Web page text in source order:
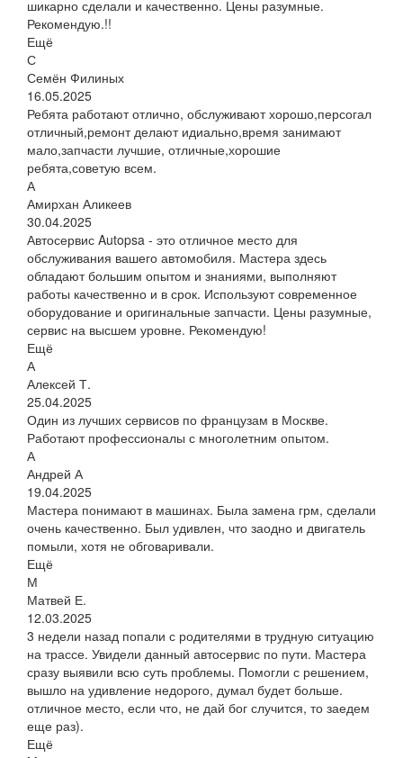
шикарно сделали и качественно. Цены разумные.
Рекомендую.!!
Ещё
С
Семён Филиных
16.05.2025
Ребята работают отлично, обслуживают хорошо,персогал
отличный,ремонт делают идиально,время занимают
мало,запчасти лучшие, отличные,хорошие
ребята,советую всем.
А
Амирхан Аликеев
30.04.2025
Автосервис Autopsa - это отличное место для
обслуживания вашего автомобиля. Мастера здесь
обладают большим опытом и знаниями, выполняют
работы качественно и в срок. Используют современное
оборудование и оригинальные запчасти. Цены разумные,
сервис на высшем уровне. Рекомендую!
Ещё
А
Алексей Т.
25.04.2025
Один из лучших сервисов по французам в Москве.
Работают профессионалы с многолетним опытом.
А
Андрей А
19.04.2025
Мастера понимают в машинах. Была замена грм, сделали
очень качественно. Был удивлен, что заодно и двигатель
помыли, хотя не обговаривали.
Ещё
М
Матвей Е.
12.03.2025
3 недели назад попали с родителями в трудную ситуацию
на трассе. Увидели данный автосервис по пути. Мастера
сразу выявили всю суть проблемы. Помогли с решением,
вышло на удивление недорого, думал будет больше.
отличное место, если что, не дай бог случится, то заедем
еще раз).
Ещё